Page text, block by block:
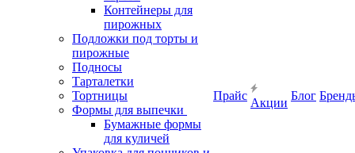
Контейнеры для
пирожных
Подложки под торты и
пирожные
Подносы
Тарталетки
Тортницы
Формы для выпечки
Бумажные формы
для куличей
Прайс
Акции
Блог